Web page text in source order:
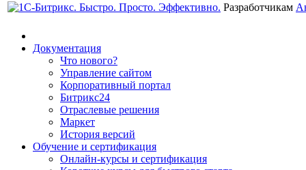
Разработчикам
Документация
Что нового?
Управление сайтом
Корпоративный портал
Битрикс24
Отраслевые решения
Маркет
История версий
Обучение и сертификация
Онлайн-курсы и сертификация